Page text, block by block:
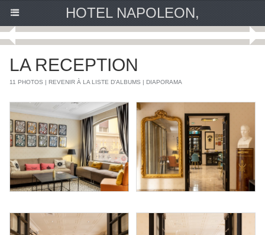
HOTEL NAPOLEON,
LA RECEPTION
11 PHOTOS | REVENIR À LA LISTE D'ALBUMS | DIAPORAMA